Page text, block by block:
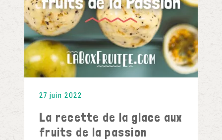
27 juin 2022
La recette de la glace aux
fruits de la passion